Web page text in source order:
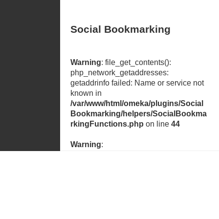
Social Bookmarking
Warning: file_get_contents():
php_network_getaddresses:
getaddrinfo failed: Name or service not
known in
/var/www/html/omeka/plugins/Social
Bookmarking/helpers/SocialBookma
rkingFunctions.php on line 44
Warning: